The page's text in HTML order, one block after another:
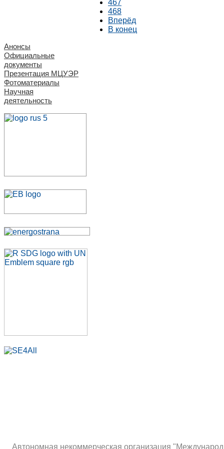
467
468
Вперёд
В конец
Анонсы
Официальные
документы
Презентация МЦУЭР
Фотоматериалы
Научная
деятельность
Автономная некоммерческая организация